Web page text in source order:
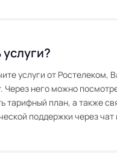
услуги от Ростелеком,
Через него можно
тарифный план, а также
поддержки через чат